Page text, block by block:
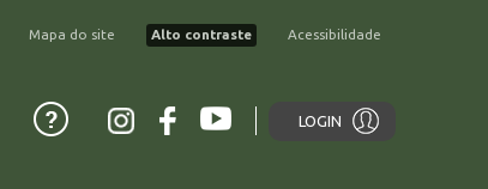
Mapa do site Alto contraste Acessibilidade
LOGIN